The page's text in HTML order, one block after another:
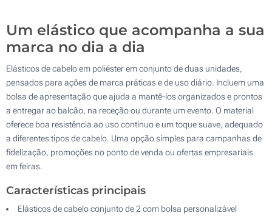
Um elástico que acompanha a sua
marca no dia a dia
Elásticos de cabelo em poliéster em conjunto de duas unidades,
pensados para ações de marca práticas e de uso diário. Incluem uma
bolsa de apresentação que ajuda a mantê-los organizados e prontos
a entregar ao balcão, na receção ou durante um evento. O material
oferece boa resistência ao uso contínuo e um toque suave, adequado
a diferentes tipos de cabelo. Uma opção simples para campanhas de
fidelização, promoções no ponto de venda ou ofertas empresariais
em feiras.
Características principais
Elásticos de cabelo conjunto de 2 com bolsa personalizável